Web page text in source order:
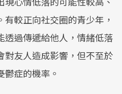
較正向社交圈的青少年，
透過傳遞給他人，情緒低落
對友人造成影響，但不至於
症的機率。